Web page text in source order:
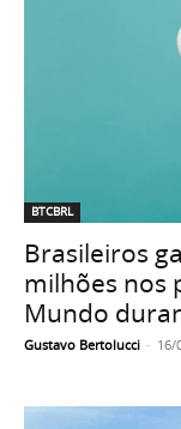
BTCBRL
Brasileiros
milhões nos
Mundo
Gustavo Bertolucci - 16/